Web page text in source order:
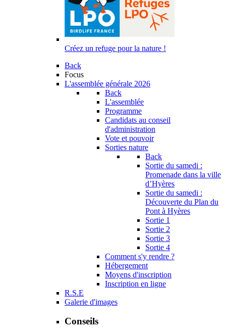
Créez un refuge pour la nature !
Back
Focus
L'assemblée générale 2026
Back
L'assemblée
Programme
Candidats au conseil
d'administration
Vote et pouvoir
Sorties nature
Back
Sortie du samedi :
Promenade dans la ville
d’Hyères
Sortie du samedi :
Découverte du Plan du
Pont à Hyères
Sortie 1
Sortie 2
Sortie 3
Sortie 4
Comment s'y rendre ?
Hébergement
Moyens d'inscription
Inscription en ligne
R.S.E
Galerie d'images
Conseils